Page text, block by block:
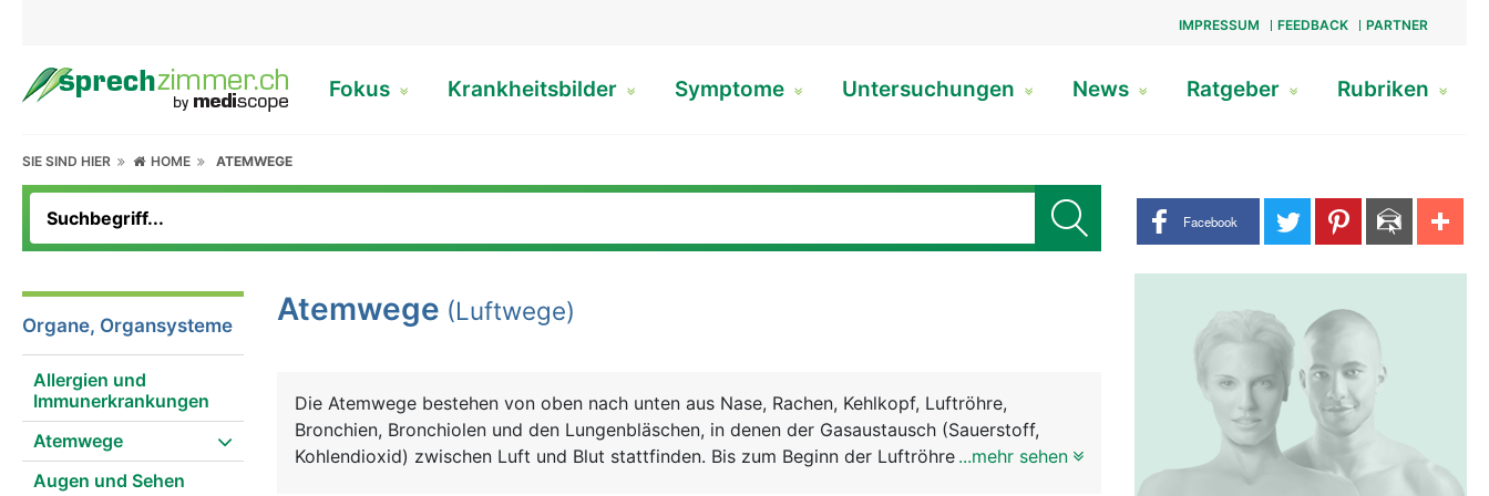
IMPRESSUM FEEDBACK PARTNER
Fokus Krankheitsbilder Symptome Untersuchungen News Ratgeber Rubriken
SIE SIND HIER HOME ATEMWEGE
Share buttons
Facebook
Organe, Organsysteme
Allergien und
Immunerkrankungen
Atemwege
Augen und Sehen
Atemwege (Luftwege)
Die Atemwege bestehen von oben nach unten aus Nase, Rachen, Kehlkopf, Luftröhre,
Bronchien, Bronchiolen und den Lungenbläschen, in denen der Gasaustausch (Sauerstoff,
Kohlendioxid) zwischen Luft und Blut stattfinden. Bis zum Beginn der Luftröhre werden die
...mehr sehen